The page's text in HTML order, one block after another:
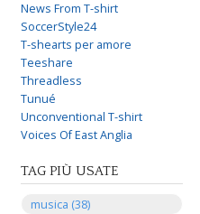
News From T-shirt
SoccerStyle24
T-shearts per amore
Teeshare
Threadless
Tunué
Unconventional T-shirt
Voices Of East Anglia
TAG PIÙ USATE
musica (38)